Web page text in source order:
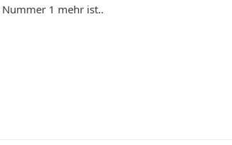
Nummer 1 mehr ist..